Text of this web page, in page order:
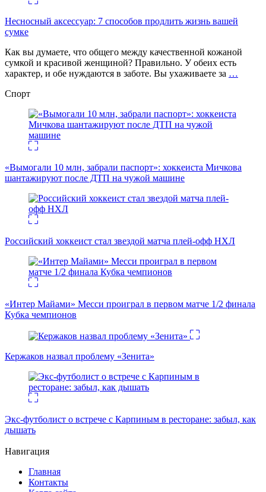
Несносный аксессуар: 7 способов продлить жизнь вашей
сумке
Как вы думаете, что общего между качественной кожаной
сумкой и красивой женщиной? Правильно. У обеих есть
характер, и обе нуждаются в заботе. Вы ухаживаете за …
Спорт
«Вымогали 10 млн, забрали паспорт»: хоккеиста Мичкова
шантажируют после ДТП на чужой машине
Российский хоккеист стал звездой матча плей-офф НХЛ
«Интер Майами» Месси проиграл в первом матче 1/2 финала
Кубка чемпионов
Кержаков назвал проблему «Зенита»
Экс-футболист о встрече с Карпиным в ресторане: забыл, как
дышать
Навигация
Главная
Контакты